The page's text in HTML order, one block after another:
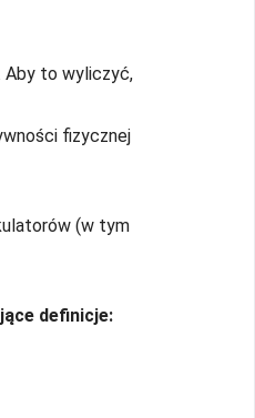
Aby to wyliczyć,
fizycznej
(w tym
definicje: